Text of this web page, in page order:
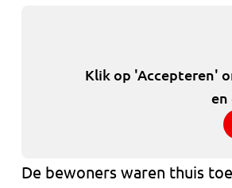
Klik op 'Accepteren'
en
De bewoners waren thuis